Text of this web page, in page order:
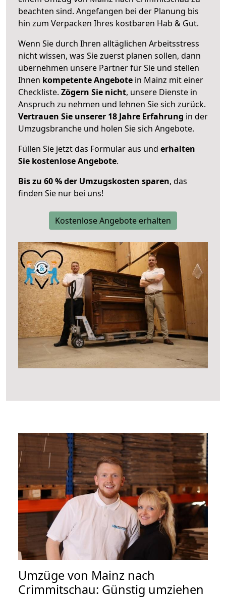
beachten sind. Angefangen bei der Planung bis
hin zum Verpacken Ihres kostbaren Hab & Gut.
Wenn Sie durch Ihren alltäglichen Arbeitsstress
nicht wissen, was Sie zuerst planen sollen, dann
übernehmen unsere Partner für Sie und stellen
Ihnen kompetente Angebote in Mainz mit einer
Checkliste. Zögern Sie nicht, unsere Dienste in
Anspruch zu nehmen und lehnen Sie sich zurück.
Vertrauen Sie unserer 18 Jahre Erfahrung in der
Umzugsbranche und holen Sie sich Angebote.
Füllen Sie jetzt das Formular aus und erhalten
Sie kostenlose Angebote.
Bis zu 60 % der Umzugskosten sparen, das
finden Sie nur bei uns!
Kostenlose Angebote erhalten
Umzüge von Mainz nach
Crimmitschau: Günstig umziehen